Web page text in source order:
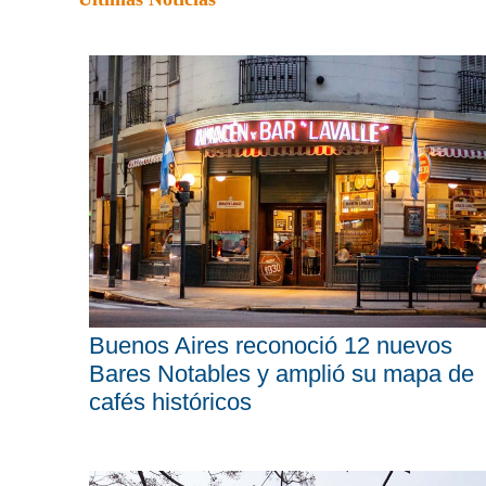
Buenos Aires reconoció 12 nuevos
Bares Notables y amplió su mapa de
cafés históricos